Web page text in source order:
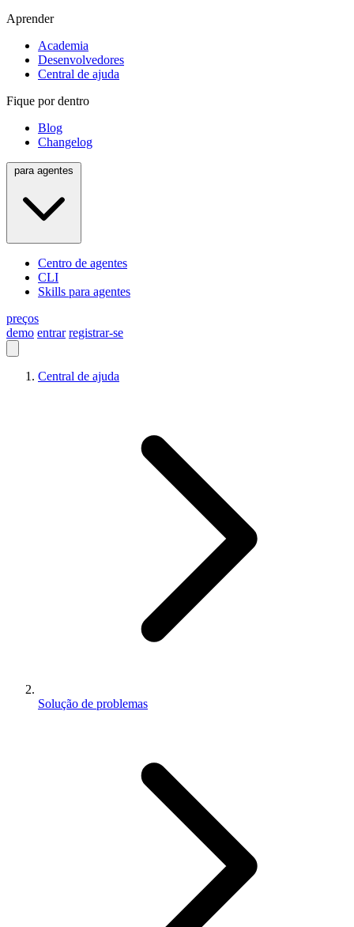
Aprender
Academia
Desenvolvedores
Central de ajuda
Fique por dentro
Blog
Changelog
Centro de agentes
CLI
Skills para agentes
preços
demo entrar registrar-se
Central de ajuda
Solução de problemas